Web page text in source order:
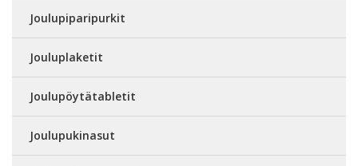
Joulupiparipurkit
Jouluplaketit
Joulupöytätabletit
Joulupukinasut